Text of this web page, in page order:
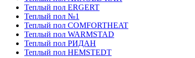
Теплый пол ERGERT
Теплый пол №1
Теплый пол COMFORTHEAT
Теплый пол WARMSTAD
Теплый пол РИДАН
Теплый пол HEMSTEDT